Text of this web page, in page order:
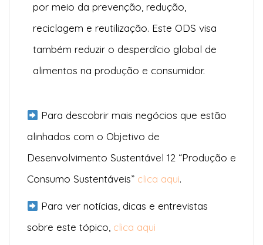
por meio da prevenção, redução,
reciclagem e reutilização. Este ODS visa
também reduzir o desperdício global de
alimentos na produção e consumidor.
Para descobrir mais negócios que estão
alinhados com o Objetivo de
Desenvolvimento Sustentável 12 “Produção e
Consumo Sustentáveis” clica aqui.
Para ver notícias, dicas e entrevistas
sobre este tópico, clica aqui